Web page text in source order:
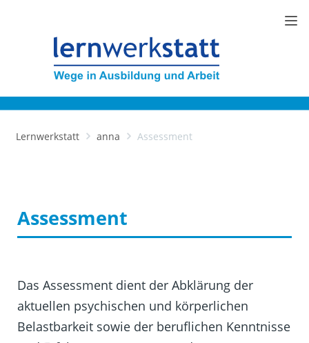
Lernwerkstatt anna Assessment
Assessment
Das Assessment dient der Abklärung der
aktuellen psychischen und körperlichen
Belastbarkeit sowie der beruflichen Kenntnisse